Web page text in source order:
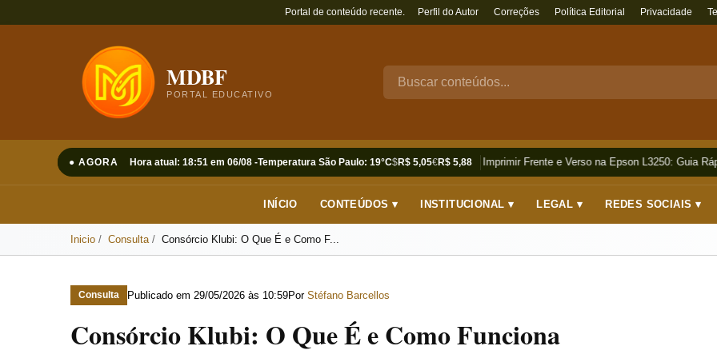
Portal de conteúdo recente. Perfil do Autor Correções Política Editorial Privacidade
MDBF
PORTAL EDUCATIVO
● AGORA Hora atual: 18:51 em 06/08 -Temperatura São Paulo: 19°C$R$ 5,05€R$ 5,88
Como Imprimir Frente e Verso na Epson L3250: Guia
INÍCIO CONTEÚDOS ▾ INSTITUCIONAL ▾ LEGAL ▾ REDES SOCIAIS ▾
Inicio Consulta Consórcio Klubi: O Que É e Como F...
Consulta Publicado em 29/05/2026 às 10:59Por Stéfano Barcellos
Consórcio Klubi: O Que É e Como Funciona